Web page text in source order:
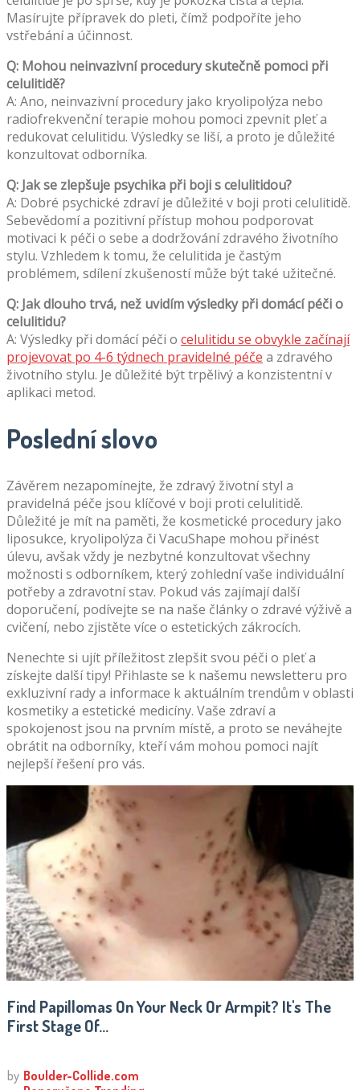
Masírujte přípravek do pleti, čímž podpoříte jeho
vstřebání a účinnost.
Q: Mohou neinvazivní procedury skutečně pomoci při
celulitidě?
A: Ano, neinvazivní procedury jako kryolipolýza nebo
radiofrekvenční terapie mohou pomoci zpevnit pleť a
redukovat celulitidu. Výsledky se liší, a proto je důležité
konzultovat odborníka.
Q: Jak se zlepšuje psychika při boji s celulitidou?
A: Dobré psychické zdraví je důležité v boji proti celulitidě.
Sebevědomí a pozitivní přístup mohou podporovat
motivaci k péči o sebe a dodržování zdravého životního
stylu. Vzhledem k tomu, že celulitida je častým
problémem, sdílení zkušeností může být také užitečné.
Q: Jak dlouho trvá, než uvidím výsledky při domácí péči o
celulitidu?
A: Výsledky při domácí péči o celulitidu se obvykle začínají
projevovat po 4-6 týdnech pravidelné péče a zdravého
životního stylu. Je důležité být trpělivý a konzistentní v
aplikaci metod.
Poslední slovo
Závěrem nezapomínejte, že zdravý životní styl a
pravidelná péče jsou klíčové v boji proti celulitidě.
Důležité je mít na paměti, že kosmetické procedury jako
liposukce, kryolipolýza či VacuShape mohou přinést
úlevu, avšak vždy je nezbytné konzultovat všechny
možnosti s odborníkem, který zohlední vaše individuální
potřeby a zdravotní stav. Pokud vás zajímají další
doporučení, podívejte se na naše články o zdravé výživě a
cvičení, nebo zjistěte více o estetických zákrocích.
Nenechte si ujít příležitost zlepšit svou péči o pleť a
získejte další tipy! Přihlaste se k našemu newsletteru pro
exkluzivní rady a informace k aktuálním trendům v oblasti
kosmetiky a estetické medicíny. Vaše zdraví a
spokojenost jsou na prvním místě, a proto se neváhejte
obrátit na odborníky, kteří vám mohou pomoci najít
nejlepší řešení pro vás.
Find Papillomas On Your Neck Or Armpit? It's The
First Stage Of...